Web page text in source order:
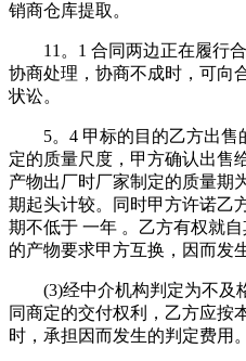
销商仓库提取。
11。1 合同两边正在履行合
协商处理，协商不成时，可向
状讼。
5。4 甲标的目的乙方出售
定的质量尺度，甲方确认出售
产物出厂时厂家制定的质量期
期起头计较。同时甲方许诺乙
期不低于 一年 。乙方有权就
的产物要求甲方互换，因而发
(3)经中介机构判定为不及
同商定的交付权利，乙方应按
时，承担因而发生的判定费用。